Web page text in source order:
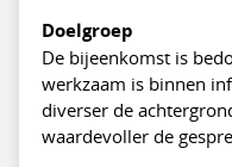
Doelgroep
De bijeenkomst is
werkzaam is binnen
diverser de
waardevoller de